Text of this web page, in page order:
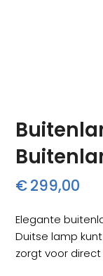
€299,00
Elegante
Duitse lamp
zorgt voor